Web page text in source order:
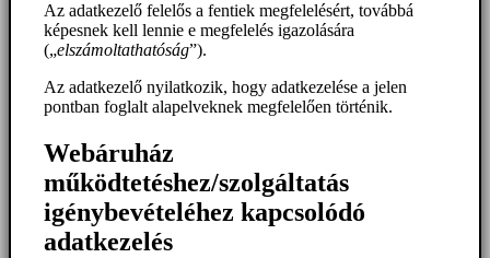
Az adatkezelő felelős a fentiek megfelelésért, továbbá
képesnek kell lennie e megfelelés igazolására
(„elszámoltathatóság”).
Az adatkezelő nyilatkozik, hogy adatkezelése a jelen
pontban foglalt alapelveknek megfelelően történik.
Webáruház
működtetéshez/szolgáltatás
igénybevételéhez kapcsolódó
adatkezelés